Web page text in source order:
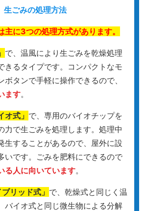
生ごみの処理方法
主に3つの処理方式があります。
で、温風により生ごみを乾燥処理
きるタイプです。コンパクトなモ
ボタンで手軽に操作できるので、
ます。
オ式」 で、専用のバイオチップを
力で生ごみを処理します。処理中
生することがあるので、屋外に設
いです。ごみを肥料にできるので
る人に向いています。
ブリッド式」 で、乾燥式と同じく温
バイオ式と同じ微生物による分解